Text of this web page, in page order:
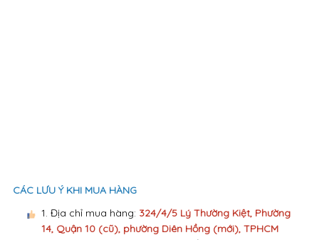
CÁC LƯU Ý KHI MUA HÀNG
1. Địa chỉ mua hàng: 324/4/5 Lý Thường Kiệt, Phường
14, Quận 10 (cũ), phường Diên Hồng (mới), TPHCM